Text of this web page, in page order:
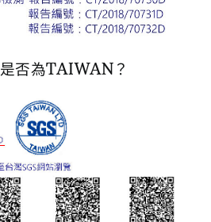
否為TAIWAN？